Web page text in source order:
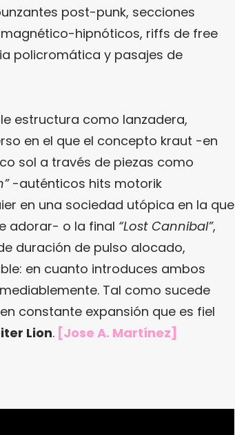
post-punk, secciones
hipnóticos, riffs de free
policromática y pasajes de
estructura como lanzadera,
en el que el concepto kraut -en
sol a través de piezas como
-auténticos hits motorik
en una sociedad utópica en la que
adorar- o la final “Lost Cannibal”,
duración de pulso alocado,
en cuanto introduces ambos
Tal como sucede
constante expansión que es fiel
Lion. [Jose A. Martínez]